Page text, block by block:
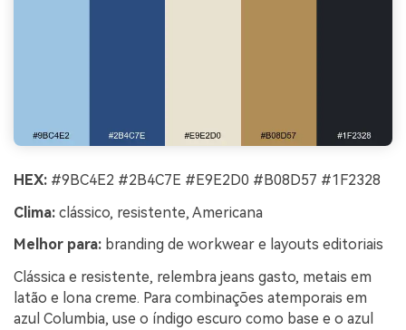
HEX: #9BC4E2 #2B4C7E #E9E2D0 #B08D57 #1F2328
Clima: clássico, resistente, Americana
Melhor para: branding de workwear e layouts editoriais
Clássica e resistente, relembra jeans gasto, metais em
latão e lona creme. Para combinações atemporais em
azul Columbia, use o índigo escuro como base e o azul